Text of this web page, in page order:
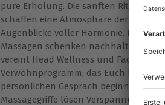
pure Erholung. Die sanften Rituale
schaffen eine Atmosphäre der Ruhe.
Augenblicke voller Harmonie.
Massagen schenken nachhaltiges
vereint Head Wellness und Face Spa
Verwöhnprogramm, das Euch
persönlichen Gespräch beginnt die
Massagegriffe lösen Verspannungen